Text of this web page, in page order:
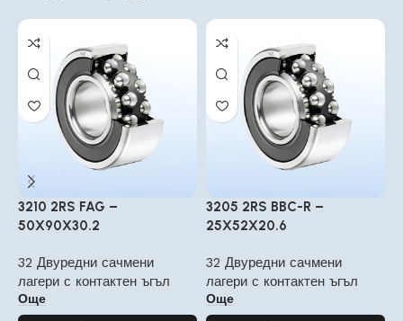
3210 2RS FAG –
50X90X30.2
32 Двуредни сачмени
лагери с контактен ъгъл
Още
3205 2RS BBC-R –
25X52X20.6
32 Двуредни сачмени
лагери с контактен ъгъл
Още